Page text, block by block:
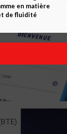
en matière
de fluidité